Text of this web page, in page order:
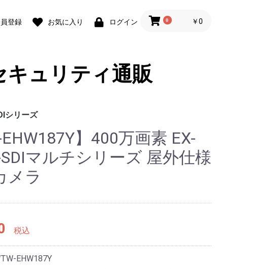
登録 お気に入り ログイン 0 ￥0
キュリティ通販
シリーズ
EHW187Y】400万画素 EX-
マルチシリーズ 屋外仕様
メラ
税込
EHW187Y